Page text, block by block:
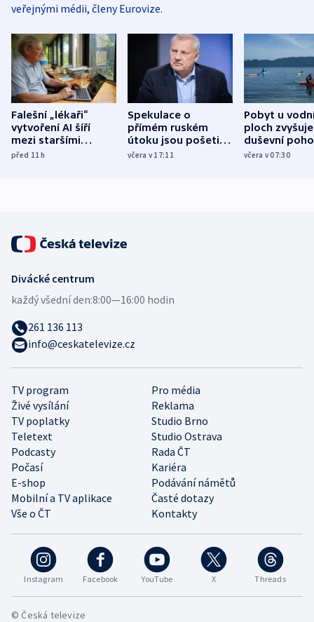
veřejnými médii, členy Eurovize.
Falešní „lékaři“
vytvoření AI šíří
mezi staršími
Poláky nebezpečné
před 11h
Spekulace o
přímém ruském
útoku jsou pošetilé,
míní estonský
včera v 17:11
Pobyt u
ploch zvyšuje
duševní
ukázala
včera v 07:30
Instagram Facebook YouTube X Threads
TV program
Pro média
Živé vysílání
Reklama
TV poplatky
Studio Brno
Teletext
Studio Ostrava
Podcasty
Rada ČT
Počasí
Kariéra
E-shop
Podávání námětů
Mobilní a TV aplikace
Časté dotazy
Vše o ČT
Kontakty
Divácké centrum
každý všední den:8:00—16:00 hodin
261 136 113
info@ceskatelevize.cz
© Česká televize